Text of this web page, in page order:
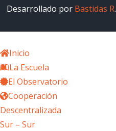
Desarrollado por Bastidas R.
Inicio
La Escuela
El Observatorio
Cooperación
Descentralizada
Sur – Sur